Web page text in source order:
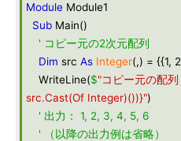
Module Module1
Sub Main()
' コピー元の2次元配列
Dim src As Integer(,) = {{1,
WriteLine($"コピー元の配
src.Cast(Of Integer)())}")
' 出力： 1, 2, 3, 4, 5, 6
' （以降の出力例は省略）